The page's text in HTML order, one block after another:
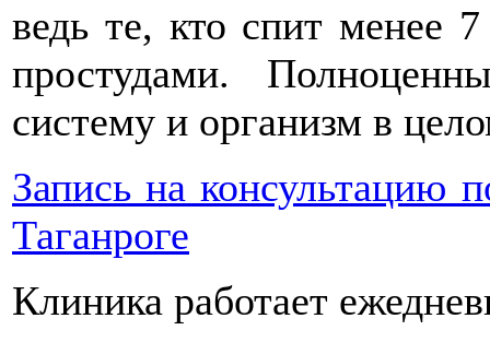
ведь те, кто спит менее
простудами.
систему и организм в
Запись на консультацию
Таганроге
Клиника работает